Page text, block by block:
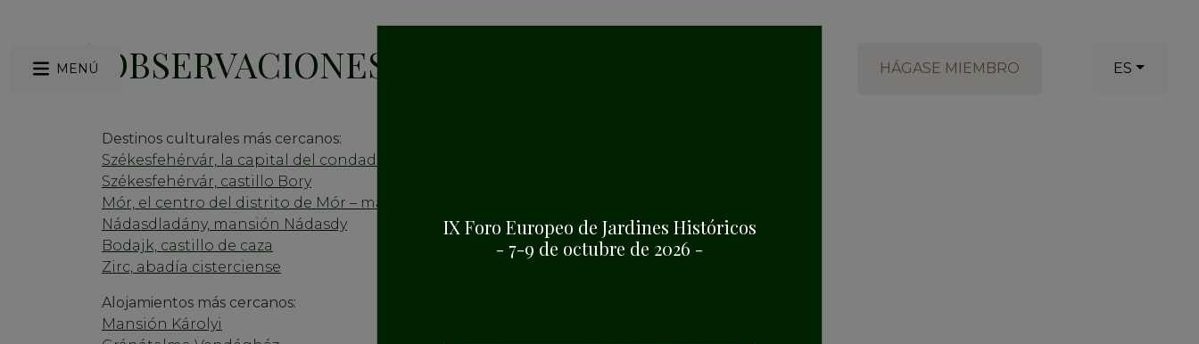
HÁGASE MIEMBRO
MENÚ ES
OBSERVACIONES
Destinos culturales más cercanos:
Székesfehérvár, la capital del condado de Fejér
Székesfehérvár, castillo Bory
Mór, el centro del distrito de Mór – mansión Lamberg
Nádasdladány, mansión Nádasdy
Bodajk, castillo de caza
Zirc, abadía cisterciense
Alojamientos más cercanos:
Mansión Károlyi
IX Foro Europeo de Jardines Históricos
- 7-9 de octubre de 2026 -